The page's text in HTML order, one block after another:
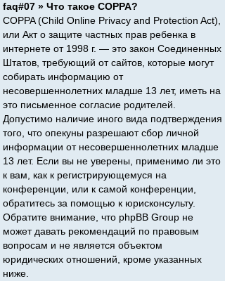
faq#07 » Что такое COPPA?
COPPA (Child Online Privacy and Protection Act),
или Акт о защите частных прав ребенка в
интернете от 1998 г. — это закон Соединенных
Штатов, требующий от сайтов, которые могут
собирать информацию от
несовершеннолетних младше 13 лет, иметь на
это письменное согласие родителей.
Допустимо наличие иного вида подтверждения
того, что опекуны разрешают сбор личной
информации от несовершеннолетних младше
13 лет. Если вы не уверены, применимо ли это
к вам, как к регистрирующемуся на
конференции, или к самой конференции,
обратитесь за помощью к юрисконсульту.
Обратите внимание, что phpBB Group не
может давать рекомендаций по правовым
вопросам и не является объектом
юридических отношений, кроме указанных
ниже.